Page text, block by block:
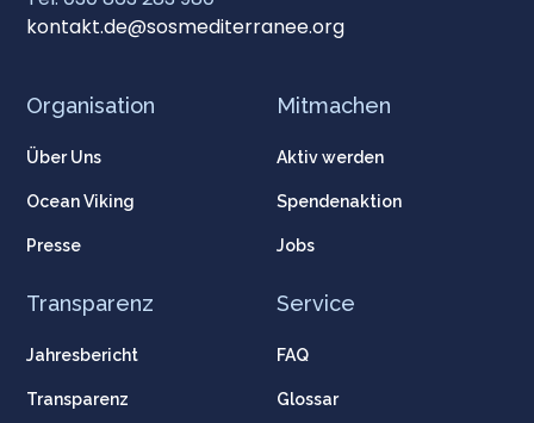
Organisation
Über Uns
Ocean Viking
Presse
Mitmachen
Aktiv werden
Spendenaktion
Jobs
Transparenz
Jahresbericht
Transparenz
Service
FAQ
Glossar
kontakt.de@sosmediterranee.org